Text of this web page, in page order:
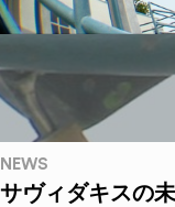
NEWS
サヴィダキスの